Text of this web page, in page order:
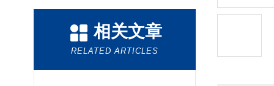
相关文章
RELATED ARTICLES